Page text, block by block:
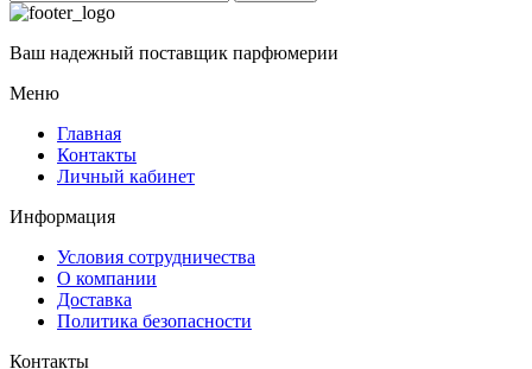
Ваш надежный поставщик парфюмерии
Меню
Главная
Контакты
Личный кабинет
Информация
Условия сотрудничества
О компании
Доставка
Политика безопасности
Контакты